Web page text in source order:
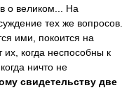
о великом... На
тех же вопросов.
ими, покоится на
когда неспособны к
ничто не
свидетельству две